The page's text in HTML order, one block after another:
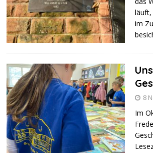
läuft,
im
8
Im